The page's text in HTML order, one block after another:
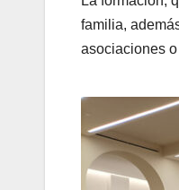
familia,
asociaciones